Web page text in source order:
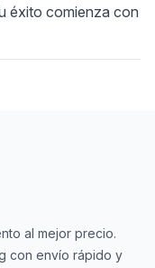
éxito comienza con
al mejor precio.
con envío rápido y